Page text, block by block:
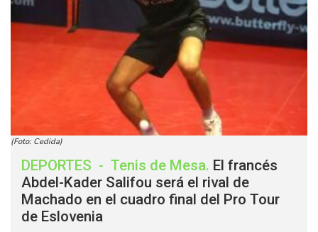
(Foto: Cedida)
DEPORTES - Tenis de Mesa. El francés
Abdel-Kader Salifou será el rival de
Machado en el cuadro final del Pro Tour
de Eslovenia